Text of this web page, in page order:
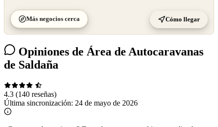
Más negocios cerca Cómo llegar
Opiniones de Área de Autocaravanas
de Saldaña
4.3 (140 reseñas)
Última sincronización: 24 de mayo de 2026